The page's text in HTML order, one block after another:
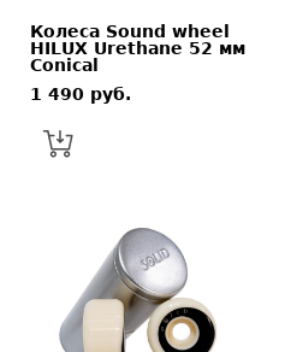
Колеса Sound wheel
HILUX Urethane 52 мм
Conical
1 490 pуб.